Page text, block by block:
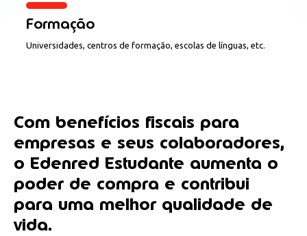
Formação
Universidades, centros de formação, escolas de línguas, etc.
Com benefícios fiscais para
empresas e seus colaboradores,
o Edenred Estudante aumenta o
poder de compra e contribui
para uma melhor qualidade de
vida.